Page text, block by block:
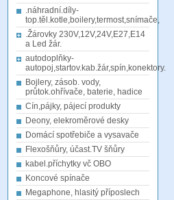
.náhradní.díly-
top.těl.kotle,boilery,termost,snímače,
.Žárovky 230V,12V,24V,E27,E14
a Led žár.
autodoplňky-
autopoj,startov.kab.žár,spín,konektory.
Bojlery, zásob. vody,
průtok.ohřívače, baterie, hadice
Cín,pájky, pájecí produkty
Deony, elekroměrové desky
Domácí spotřebiče a vysavače
Flexošňůry, účast.TV šňůry
kabel.příchytky vč OBO
Koncové spínače
Megaphone, hlasitý příposlech